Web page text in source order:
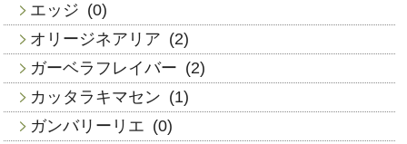
エッジ (0)
オリージネアリア (2)
ガーベラフレイバー (2)
カッタラキマセン (1)
ガンバリーリエ (0)